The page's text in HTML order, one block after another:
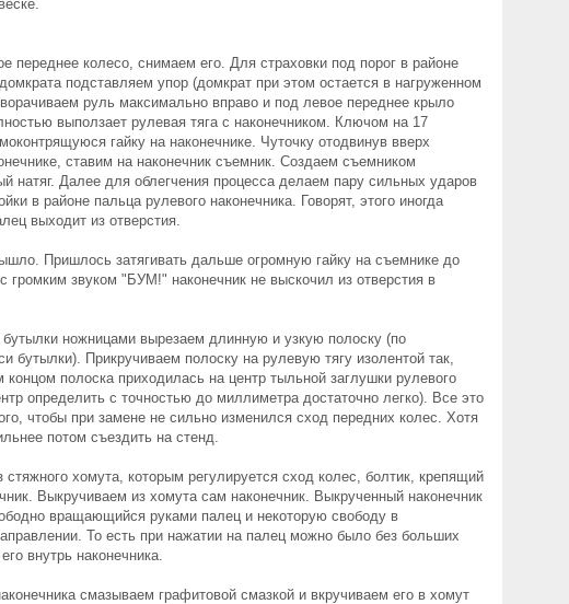
переднее колесо, снимаем его. Для страховки под порог в районе
подставляем упор (домкрат при этом остается в нагруженном
руль максимально вправо и под левое переднее крыло
выползает рулевая тяга с наконечником. Ключом на 17
гайку на наконечнике. Чуточку отодвинув вверх
ставим на наконечник съемник. Создаем съемником
натяг. Далее для облегчения процесса делаем пару сильных ударов
в районе пальца рулевого наконечника. Говорят, этого иногда
выходит из отверстия.
Пришлось затягивать дальше огромную гайку на съемнике до
громким звуком "БУМ!" наконечник не выскочил из отверстия в
бутылки ножницами вырезаем длинную и узкую полоску (по
бутылки). Прикручиваем полоску на рулевую тягу изолентой так,
полоска приходилась на центр тыльной заглушки рулевого
определить с точностью до миллиметра достаточно легко). Все это
чтобы при замене не сильно изменился сход передних колес. Хотя
потом съездить на стенд.
стяжного хомута, которым регулируется сход колес, болтик, крепящий
Выкручиваем из хомута сам наконечник. Выкрученный наконечник
вращающийся руками палец и некоторую свободу в
То есть при нажатии на палец можно было без больших
внутрь наконечника.
смазываем графитовой смазкой и вкручиваем его в хомут